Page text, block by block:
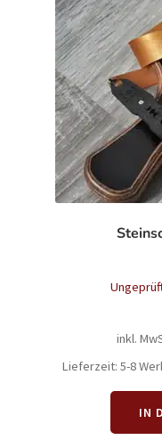
inkl.
Lieferzeit: 5-8
IN